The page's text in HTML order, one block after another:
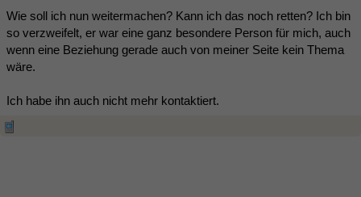
Wie soll ich nun weitermachen? Kann ich das noch retten? Ich bin
so verzweifelt, er war eine ganz besondere Person für mich, auch
wenn eine Beziehung gerade auch von meiner Seite kein Thema
wäre.
Ich habe ihn auch nicht mehr kontaktiert.